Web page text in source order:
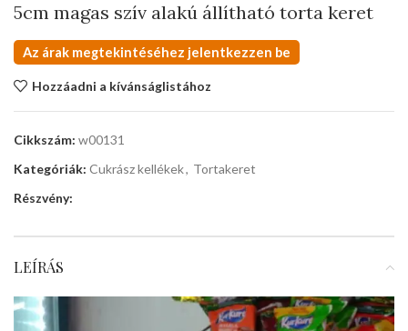
5cm magas szív alakú állítható torta keret
Az árak megtekintéséhez jelentkezzen be
Hozzáadni a kívánságlistához
Cikkszám: w00131
Kategóriák: Cukrász kellékek, Tortakeret
Részvény:
LEÍRÁS